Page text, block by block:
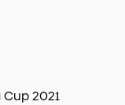
2021